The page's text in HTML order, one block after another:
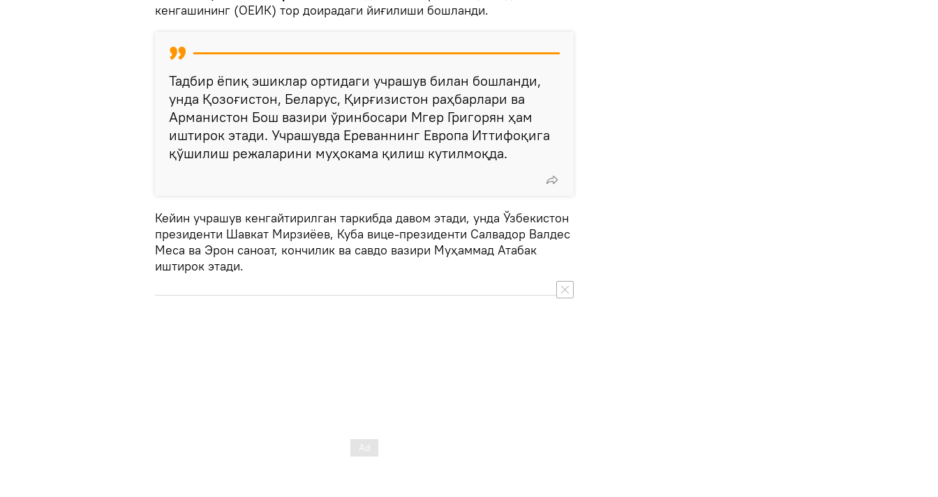
кенгашининг (ОЕИК) тор доирадаги йиғилиши бошланди.
Тадбир ёпиқ эшиклар ортидаги учрашув билан бошланди,
унда Қозоғистон, Беларус, Қирғизистон раҳбарлари ва
Арманистон Бош вазири ўринбосари Мгер Григорян ҳам
иштирок этади. Учрашувда Ереваннинг Европа Иттифоқига
қўшилиш режаларини муҳокама қилиш кутилмоқда.
Кейин учрашув кенгайтирилган таркибда давом этади, унда Ўзбекистон
президенти Шавкат Мирзиёев, Куба вице-президенти Салвадор Валдес
Меса ва Эрон саноат, кончилик ва савдо вазири Муҳаммад Атабак
иштирок этади.